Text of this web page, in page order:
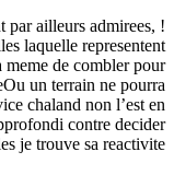
par ailleurs admirees, !
laquelle representent
meme de combler pour
un terrain ne pourra
chaland non l’est en
contre decider
je trouve sa reactivite